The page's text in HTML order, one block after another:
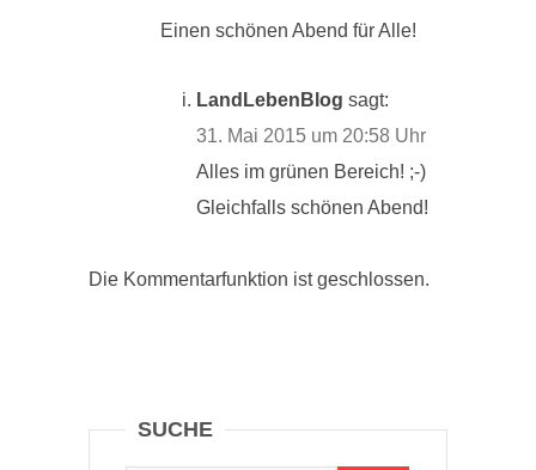
Einen schönen Abend für Alle!
LandLebenBlog sagt:
31. Mai 2015 um 20:58 Uhr
Alles im grünen Bereich! ;-)
Gleichfalls schönen Abend!
Die Kommentarfunktion ist geschlossen.
SUCHE